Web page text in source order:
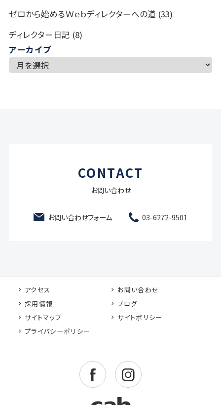
ゼロから始めるＷｅｂディレクターへの道 (33)
ディレクター日記 (8)
アーカイブ
CONTACT
お問い合わせ
お問い合わせフォーム 03-6272-9501
アクセス
お問い合わせ
採用情報
ブログ
サイトマップ
サイトポリシー
プライバシーポリシー